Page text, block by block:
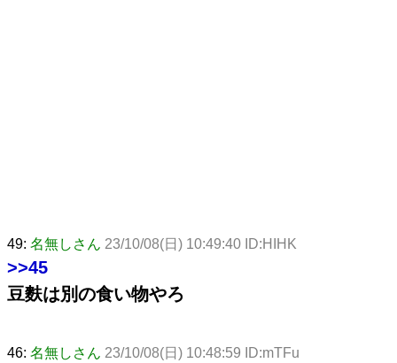
49: 名無しさん 23/10/08(日) 10:49:40 ID:HIHK
>>45
豆麩は別の食い物やろ
46: 名無しさん 23/10/08(日) 10:48:59 ID:mTFu